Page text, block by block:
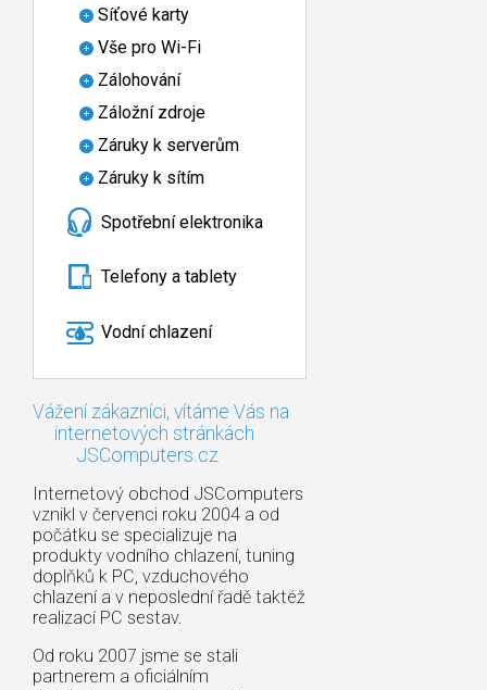
Síťové karty
Vše pro Wi-Fi
Zálohování
Záložní zdroje
Záruky k serverům
Záruky k sítím
Spotřební elektronika
Telefony a tablety
Vodní chlazení
Vážení zákazníci, vítáme Vás na
internetových stránkách
JSComputers.cz
Internetový obchod JSComputers
vznikl v červenci roku 2004 a od
počátku se specializuje na
produkty vodního chlazení, tuning
doplňků k PC, vzduchového
chlazení a v neposlední řadě taktéž
realizací PC sestav.
Od roku 2007 jsme se stali
partnerem a oficiálním